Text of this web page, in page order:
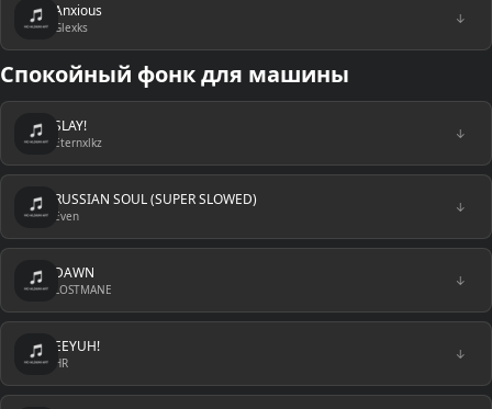
Anxious
Glexks
↓
Спокойный фонк для машины
SLAY!
Eternxlkz
↓
RUSSIAN SOUL (SUPER SLOWED)
Even
↓
DAWN
LOSTMANE
↓
EEYUH!
HR
↓